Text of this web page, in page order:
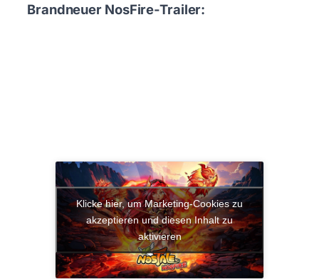
Brandneuer NosFire-Trailer:
Klicke hier, um Marketing-Cookies zu
akzeptieren und diesen Inhalt zu
aktivieren